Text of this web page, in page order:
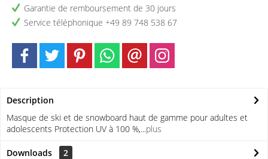
Garantie de remboursement de 30 jours
Service téléphonique +49 89 748 538 67
Description
Masque de ski et de snowboard haut de gamme pour adultes et
adolescents Protection UV à 100 %,...plus
Downloads
2